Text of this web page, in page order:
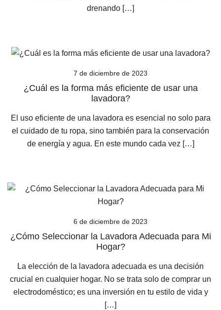
drenando […]
7 de diciembre de 2023
¿Cuál es la forma más eficiente de usar una
lavadora?
El uso eficiente de una lavadora es esencial no solo para
el cuidado de tu ropa, sino también para la conservación
de energía y agua. En este mundo cada vez […]
6 de diciembre de 2023
¿Cómo Seleccionar la Lavadora Adecuada para Mi
Hogar?
La elección de la lavadora adecuada es una decisión
crucial en cualquier hogar. No se trata solo de comprar un
electrodoméstico; es una inversión en tu estilo de vida y
[…]